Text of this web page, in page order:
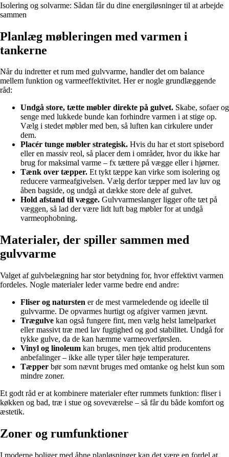
Isolering og solvarme: Sådan får du dine energiløsninger til at arbejde
sammen
Planlæg møbleringen med varmen i
tankerne
Når du indretter et rum med gulvvarme, handler det om balance
mellem funktion og varmeeffektivitet. Her er nogle grundlæggende
råd:
Undgå store, tætte møbler direkte på gulvet. Skabe, sofaer og
senge med lukkede bunde kan forhindre varmen i at stige op.
Vælg i stedet møbler med ben, så luften kan cirkulere under
dem.
Placér tunge møbler strategisk. Hvis du har et stort spisebord
eller en massiv reol, så placer dem i områder, hvor du ikke har
brug for maksimal varme – fx tættere på vægge eller i hjørner.
Tænk over tæpper. Et tykt tæppe kan virke som isolering og
reducere varmeafgivelsen. Vælg derfor tæpper med lav luv og
åben bagside, og undgå at dække store dele af gulvet.
Hold afstand til vægge. Gulvvarmeslanger ligger ofte tæt på
væggen, så lad der være lidt luft bag møbler for at undgå
varmeophobning.
Materialer, der spiller sammen med
gulvvarme
Valget af gulvbelægning har stor betydning for, hvor effektivt varmen
fordeles. Nogle materialer leder varme bedre end andre:
Fliser og natursten er de mest varmeledende og ideelle til
gulvvarme. De opvarmes hurtigt og afgiver varmen jævnt.
Trægulve kan også fungere fint, men vælg helst lamelparket
eller massivt træ med lav fugtighed og god stabilitet. Undgå for
tykke gulve, da de kan hæmme varmeoverførslen.
Vinyl og linoleum kan bruges, men tjek altid producentens
anbefalinger – ikke alle typer tåler høje temperaturer.
Tæpper bør som nævnt bruges med omtanke og helst kun som
mindre zoner.
Et godt råd er at kombinere materialer efter rummets funktion: fliser i
køkken og bad, træ i stue og soveværelse – så får du både komfort og
æstetik.
Zoner og rumfunktioner
I moderne boliger med åbne planløsninger kan det være en fordel at